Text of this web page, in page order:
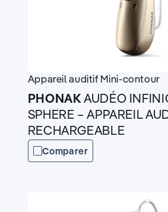
Appareil auditifMini-contour
PHONAKAUDÉO
SPHERE – APPAREIL
RECHARGEABLE
Comparer